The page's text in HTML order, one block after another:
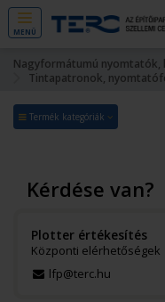
MENÜ
Nagyformátumú nyomtatók,
Tintapatronok,
Termék kategóriák
Kérdése van?
Plotter értékesítés
Központi elérhetőségek
lfp@terc.hu